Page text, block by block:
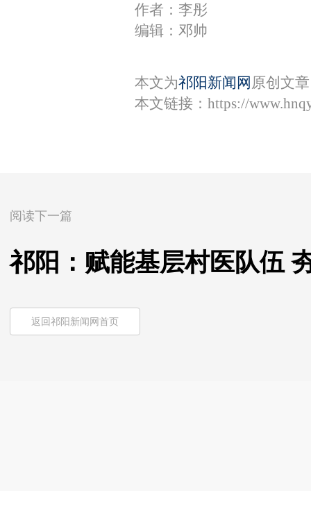
作者：李彤
编辑：邓帅
本文为祁阳新闻网 原创文
本文链接： https://
阅读下一篇
祁阳：赋能基层村医队伍
返回祁阳新闻网首页